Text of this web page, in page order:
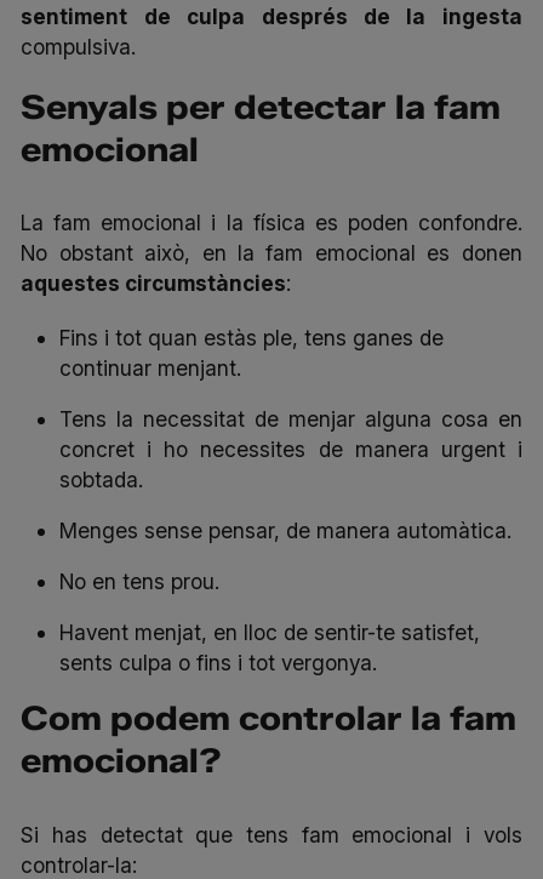
sentiment de culpa després de la ingesta
compulsiva.
Senyals per detectar la fam
emocional
La fam emocional i la física es poden confondre.
No obstant això, en la fam emocional es donen
aquestes circumstàncies:
Fins i tot quan estàs ple, tens ganes de
continuar menjant.
Tens la necessitat de menjar alguna cosa en
concret i ho necessites de manera urgent i
sobtada.
Menges sense pensar, de manera automàtica.
No en tens prou.
Havent menjat, en lloc de sentir-te satisfet,
sents culpa o fins i tot vergonya.
Com podem controlar la fam
emocional?
Si has detectat que tens fam emocional i vols
controlar-la: